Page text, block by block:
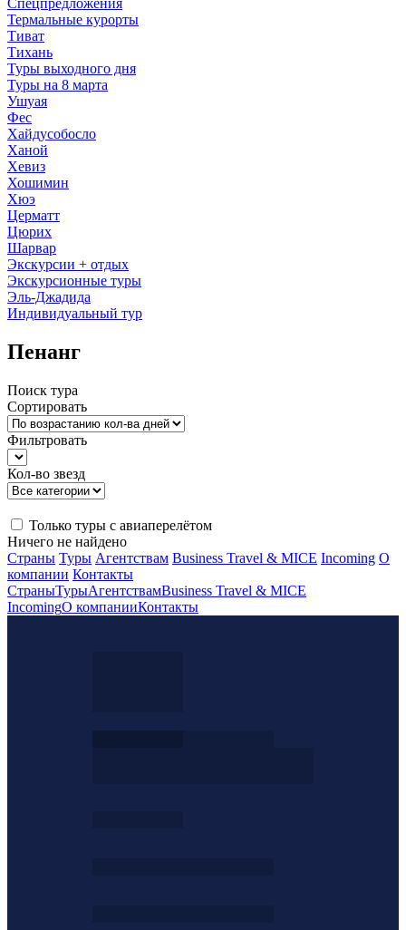
Спецпредложения
Термальные курорты
Тиват
Тихань
Туры выходного дня
Туры на 8 марта
Ушуая
Фес
Хайдусобосло
Ханой
Хевиз
Хошимин
Хюэ
Церматт
Цюрих
Шарвар
Экскурсии + отдых
Экскурсионные туры
Эль-Джадида
Индивидуальный тур
Пенанг
Поиск тура
Сортировать
Фильтровать
Кол-во звезд
Только туры с авиаперелётом
Ничего не найдено
Страны Туры Агентствам Business Travel & MICE Incoming О
компании Контакты
СтраныТурыАгентствамBusiness Travel & MICE
IncomingО компанииКонтакты